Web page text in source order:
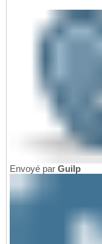
Envoyé par Guilp